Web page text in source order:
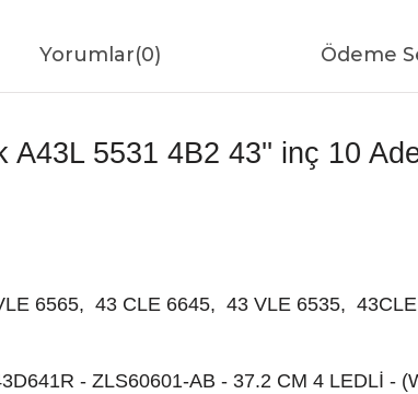
Yorumlar(0) Ödeme
A43L 5531 4B2 43'' inç 10
6565, 43 CLE 6645, 43 VLE 6535,
- ZLS60601-AB - 37.2 CM 4 LEDLİ -